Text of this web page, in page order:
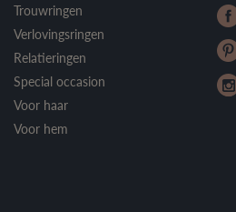
Trouwringen
Verlovingsringen
Relatieringen
Special occasion
Voor haar
Voor hem